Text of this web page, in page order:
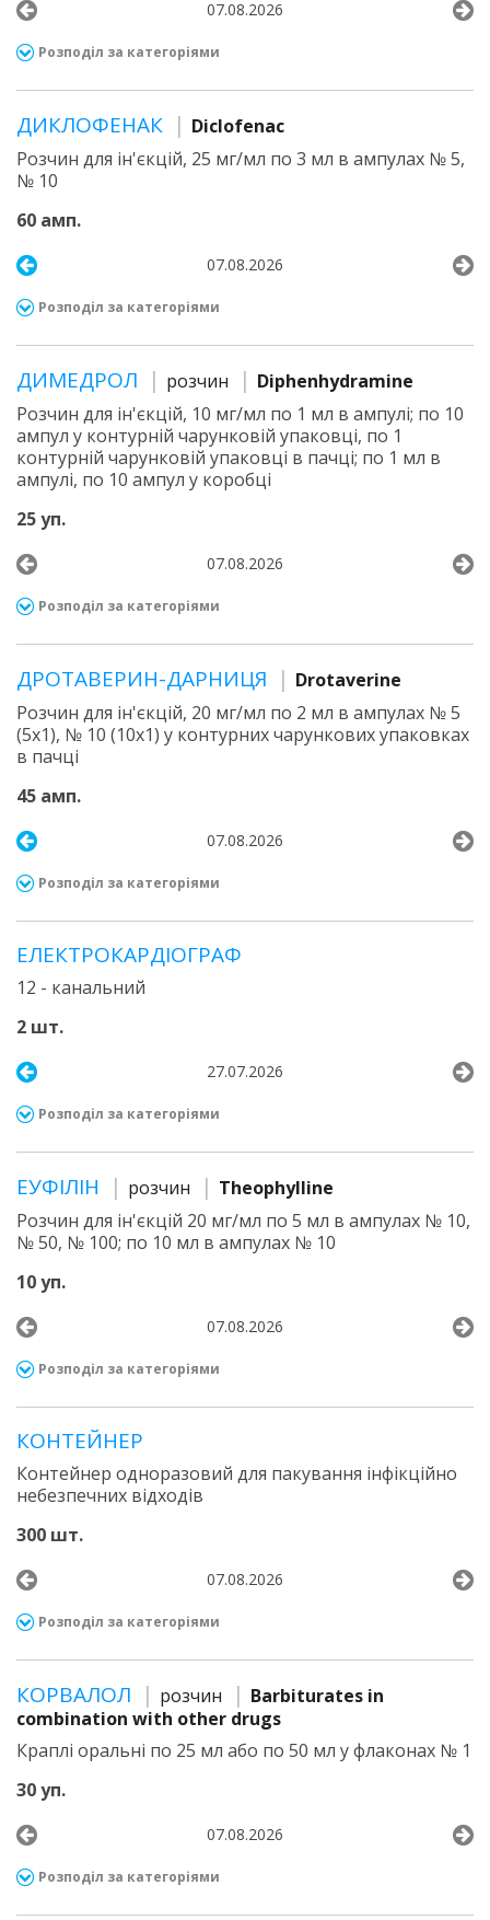
07.08.2026
Розподіл за категоріями
ДИКЛОФЕНАК
Diclofenac
Розчин для ін'єкцій, 25 мг/мл по 3 мл в ампулах № 5,
№ 10
60 амп.
07.08.2026
Розподіл за категоріями
ДИМЕДРОЛ розчин
Diphenhydramine
Розчин для ін'єкцій, 10 мг/мл по 1 мл в ампулі; по 10
ампул у контурній чарунковій упаковці, по 1
контурній чарунковій упаковці в пачці; по 1 мл в
ампулі, по 10 ампул у коробці
25 уп.
07.08.2026
Розподіл за категоріями
ДРОТАВЕРИН-ДАРНИЦЯ
Drotaverine
Розчин для ін'єкцій, 20 мг/мл по 2 мл в ампулах № 5
(5х1), № 10 (10х1) у контурних чарункових упаковках
в пачці
45 амп.
07.08.2026
Розподіл за категоріями
ЕЛЕКТРОКАРДІОГРАФ
12 - канальний
2 шт.
27.07.2026
Розподіл за категоріями
ЕУФІЛІН розчин
Theophylline
Розчин для ін'єкцій 20 мг/мл по 5 мл в ампулах № 10,
№ 50, № 100; по 10 мл в ампулах № 10
10 уп.
07.08.2026
Розподіл за категоріями
КОНТЕЙНЕР
Контейнер одноразовий для пакування інфікційно
небезпечних відходів
300 шт.
07.08.2026
Розподіл за категоріями
КОРВАЛОЛ розчин
Barbiturates in
combination with other drugs
Краплі оральні по 25 мл або по 50 мл у флаконах № 1
30 уп.
07.08.2026
Розподіл за категоріями